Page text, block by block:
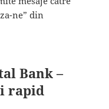
ne” din
Bank –
rapid